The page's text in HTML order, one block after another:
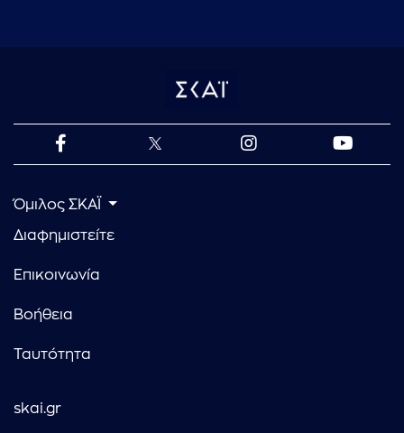
Όμιλος ΣΚΑΪ
Διαφημιστείτε
Επικοινωνία
Βοήθεια
Ταυτότητα
skai.gr